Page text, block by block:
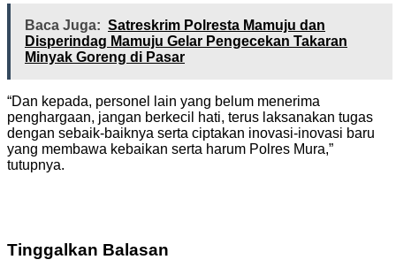
Baca Juga: Satreskrim Polresta Mamuju dan
Disperindag Mamuju Gelar Pengecekan Takaran
Minyak Goreng di Pasar
“Dan kepada, personel lain yang belum menerima
penghargaan, jangan berkecil hati, terus laksanakan tugas
dengan sebaik-baiknya serta ciptakan inovasi-inovasi baru
yang membawa kebaikan serta harum Polres Mura,”
tutupnya.
Tinggalkan Balasan